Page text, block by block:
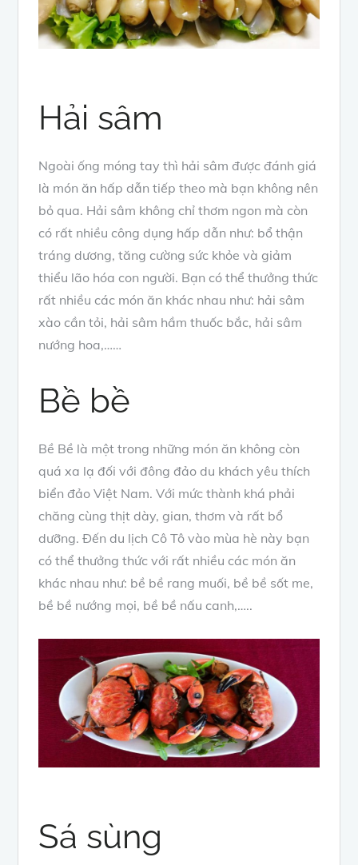
Hải sâm
Ngoài ống móng tay thì hải sâm được đánh giá
là món ăn hấp dẫn tiếp theo mà bạn không nên
bỏ qua. Hải sâm không chỉ thơm ngon mà còn
có rất nhiều công dụng hấp dẫn như: bổ thận
tráng dương, tăng cường sức khỏe và giảm
thiểu lão hóa con người. Bạn có thể thưởng thức
rất nhiều các món ăn khác nhau như: hải sâm
xào cần tỏi, hải sâm hầm thuốc bắc, hải sâm
nướng hoa,……
Bề bề
Bề Bề là một trong những món ăn không còn
quá xa lạ đối với đông đảo du khách yêu thích
biển đảo Việt Nam. Với mức thành khá phải
chăng cùng thịt dày, gian, thơm và rất bổ
dưỡng. Đến du lịch Cô Tô vào mùa hè này bạn
có thể thưởng thức với rất nhiều các món ăn
khác nhau như: bề bề rang muối, bề bề sốt me,
bề bề nướng mọi, bề bề nấu canh,…..
Sá sùng